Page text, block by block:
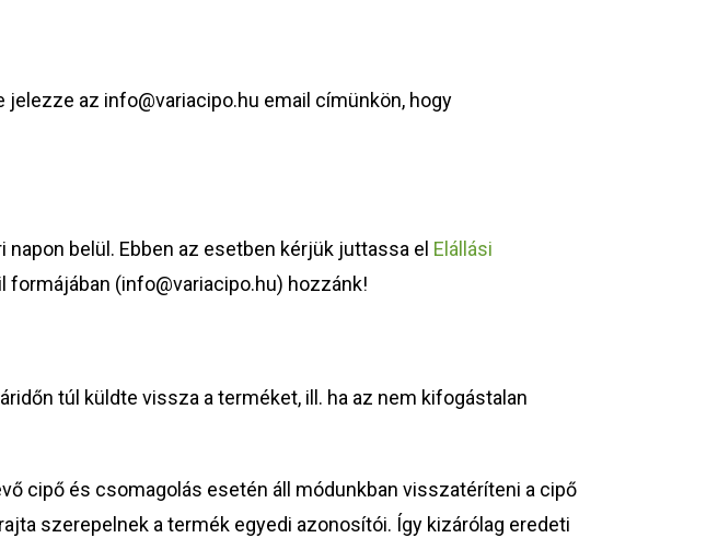
az info@variacipo.hu email címünkön, hogy
belül. Ebben az esetben kérjük juttassa el Elállási
formájában (info@variacipo.hu) hozzánk!
túl küldte vissza a terméket, ill. ha az nem kifogástalan
cipő és csomagolás esetén áll módunkban visszatéríteni a cipő
szerepelnek a termék egyedi azonosítói. Így kizárólag eredeti